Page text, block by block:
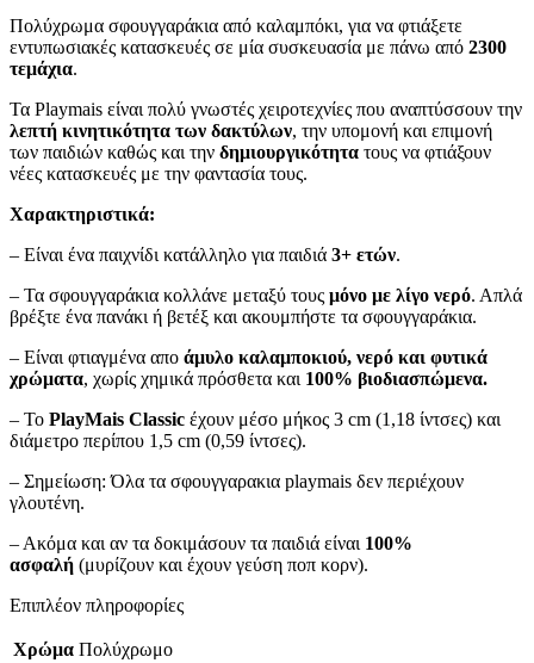
Πολύχρωμα σφουγγαράκια από καλαμπόκι, για να φτιάξετε
εντυπωσιακές κατασκευές σε μία συσκευασία με πάνω από 2300
τεμάχια.
Τα Playmais είναι πολύ γνωστές χειροτεχνίες που αναπτύσσουν την
λεπτή κινητικότητα των δακτύλων, την υπομονή και επιμονή
των παιδιών καθώς και την δημιουργικότητα τους να φτιάξουν
νέες κατασκευές με την φαντασία τους.
Χαρακτηριστικά:
– Είναι ένα παιχνίδι κατάλληλο για παιδιά 3+ ετών.
– Τα σφουγγαράκια κολλάνε μεταξύ τους μόνο με λίγο νερό. Απλά
βρέξτε ένα πανάκι ή βετέξ και ακουμπήστε τα σφουγγαράκια.
– Είναι φτιαγμένα απο άμυλο καλαμποκιού, νερό και φυτικά
χρώματα, χωρίς χημικά πρόσθετα και 100% βιοδιασπώμενα.
– Το PlayMais Classic έχουν μέσο μήκος 3 cm (1,18 ίντσες) και
διάμετρο περίπου 1,5 cm (0,59 ίντσες).
– Σημείωση: Όλα τα σφουγγαρακια playmais δεν περιέχουν
γλουτένη.
– Ακόμα και αν τα δοκιμάσουν τα παιδιά είναι 100%
ασφαλή (μυρίζουν και έχουν γεύση ποπ κορν).
Επιπλέον πληροφορίες
Χρώμα Πολύχρωμο